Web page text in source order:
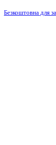
Безкоштовна для